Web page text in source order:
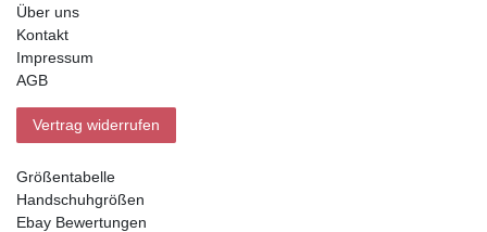
Über uns
Kontakt
Impressum
AGB
Vertrag widerrufen
Größentabelle
Handschuhgrößen
Ebay Bewertungen